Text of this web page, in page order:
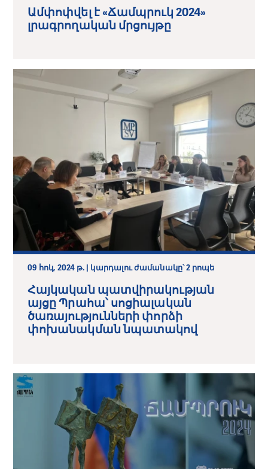
Ամփոփվել է «Ճամպրուկ 2024»
լրագրողական մրցույթը
09 հոկ, 2024 թ. | կարդալու ժամանակը՝ 2 րոպե
Հայկական պատվիրակության
այցը Պրահա՝ սոցիալական
ծառայությունների փորձի
փոխանակման նպատակով